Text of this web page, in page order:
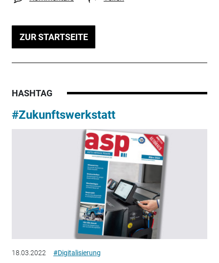
ZUR STARTSEITE
HASHTAG
#Zukunftswerkstatt
18.03.2022 #Digitalisierung